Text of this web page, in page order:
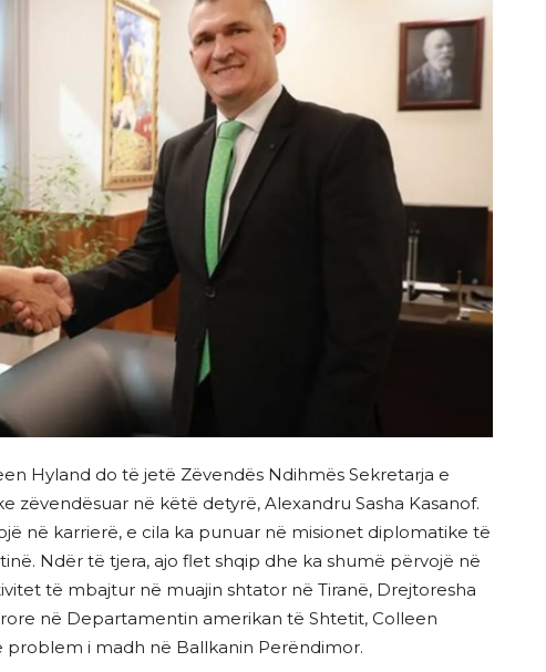
Hyland do të jetë Zëvendës Ndihmës Sekretarja e
zëvendësuar në këtë detyrë, Alexandru Sasha Kasanof.
në karrierë, e cila ka punuar në misionet diplomatike të
Ndër të tjera, ajo flet shqip dhe ka shumë përvojë në
të mbajtur në muajin shtator në Tiranë, Drejtoresha
në Departamentin amerikan të Shtetit, Colleen
problem i madh në Ballkanin Perëndimor.